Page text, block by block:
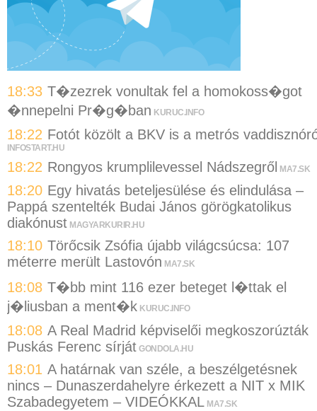
18:33 T�zezrek vonultak fel a homokoss�got
�nnepelni Pr�g�ban KURUC.INFO
18:22 Fotót közölt a BKV is a metrós
INFOSTART.HU
18:22 Rongyos krumplilevessel Nádszegről MA7.SK
18:20 Egy hivatás beteljesülése és elindulása –
Pappá szentelték Budai János görögkatolikus
diakónust MAGYARKURIR.HU
18:10 Törőcsik Zsófia újabb világcsúcsa: 107
méterre merült Lastovón MA7.SK
18:08 T�bb mint 116 ezer beteget l�ttak el
j�liusban a ment�k KURUC.INFO
18:08 A Real Madrid képviselői megkoszorúzták
Puskás Ferenc sírját GONDOLA.HU
18:01 A határnak van széle, a beszélgetésnek
nincs – Dunaszerdahelyre érkezett a NIT x MIK
Szabadegyetem – VIDEÓKKAL MA7.SK